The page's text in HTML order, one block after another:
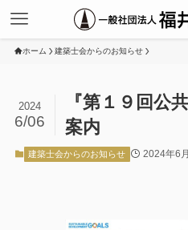
ホーム 建築士会からのお知らせ
『第１９回公
案内
2024
6/06
建築士会からのお知らせ 2024年6